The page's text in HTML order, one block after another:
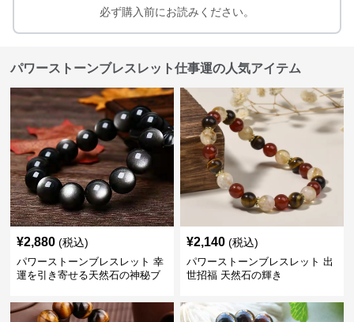
必ず購入前にお読みください。
パワーストーンブレスレット仕事運の人気アイテム
¥2,880 (税込)
パワーストーンブレスレット 幸
運を引き寄せる天然石の神秘ブ
¥2,140 (税込)
パワーストーンブレスレット 出
世招福 天然石の輝き